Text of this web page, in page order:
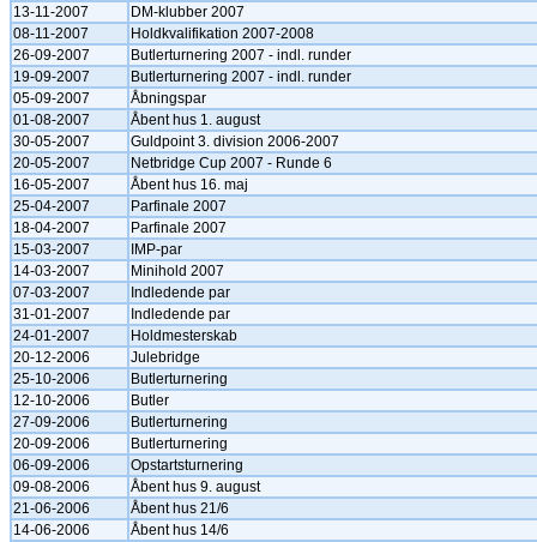
13-11-2007
DM-klubber 2007
08-11-2007
Holdkvalifikation 2007-2008
26-09-2007
Butlerturnering 2007 - indl. runder
19-09-2007
Butlerturnering 2007 - indl. runder
05-09-2007
Åbningspar
01-08-2007
Åbent hus 1. august
30-05-2007
Guldpoint 3. division 2006-2007
20-05-2007
Netbridge Cup 2007 - Runde 6
16-05-2007
Åbent hus 16. maj
25-04-2007
Parfinale 2007
18-04-2007
Parfinale 2007
15-03-2007
IMP-par
14-03-2007
Minihold 2007
07-03-2007
Indledende par
31-01-2007
Indledende par
24-01-2007
Holdmesterskab
20-12-2006
Julebridge
25-10-2006
Butlerturnering
12-10-2006
Butler
27-09-2006
Butlerturnering
20-09-2006
Butlerturnering
06-09-2006
Opstartsturnering
09-08-2006
Åbent hus 9. august
21-06-2006
Åbent hus 21/6
14-06-2006
Åbent hus 14/6